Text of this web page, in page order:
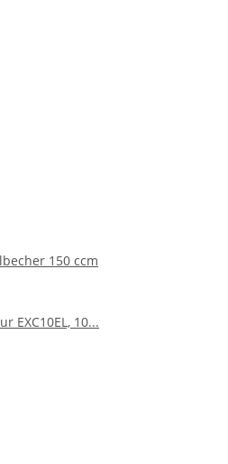
150 ccm